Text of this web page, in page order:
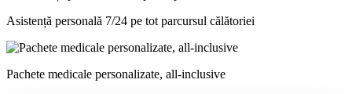
Asistență personală 7/24 pe tot parcursul călătoriei
Pachete medicale personalizate, all-inclusive